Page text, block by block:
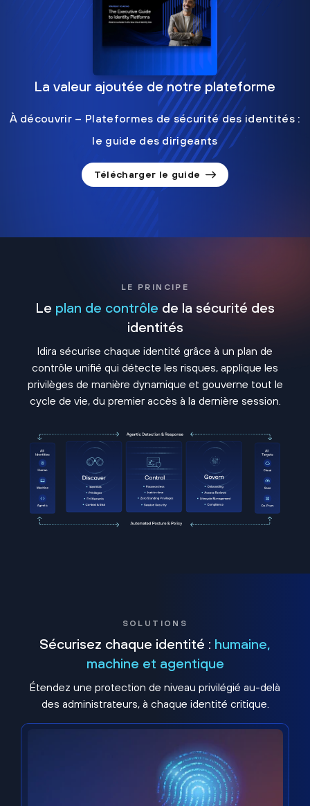
La valeur ajoutée de notre plateforme
À découvrir – Plateformes de sécurité des identités :
le guide des dirigeants
Télécharger le guide
LE PRINCIPE
Le plan de contrôle de la sécurité des
identités
Idira sécurise chaque identité grâce à un plan de
contrôle unifié qui détecte les risques, applique les
privilèges de manière dynamique et gouverne tout le
cycle de vie, du premier accès à la dernière session.
SOLUTIONS
Sécurisez chaque identité : humaine,
machine et agentique
Étendez une protection de niveau privilégié au-delà
des administrateurs, à chaque identité critique.